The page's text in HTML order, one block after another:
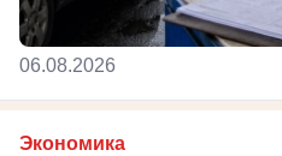
06.08.2026
Экономика